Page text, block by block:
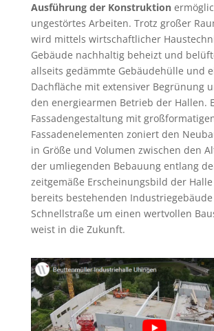
Ausführung der Konstruktion
ungestörtes Arbeiten. Trotz großer
wird mittels wirtschaftlicher
Gebäude nachhaltig beheizt und
allseits gedämmte Gebäudehülle und
Dachfläche mit extensiver Begrünung
den energiearmen Betrieb der Hallen.
Fassadengestaltung mit
Fassadenelementen zoniert den
in Größe und Volumen zwischen den
der umliegenden Bebauung entlang
zeitgemäße Erscheinungsbild der
bereits bestehenden
Schnellstraße um einen wertvollen
weist in die Zukunft.